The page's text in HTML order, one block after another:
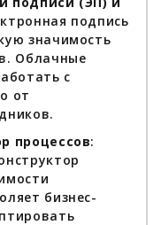
подпись
значимость
Облачные
с
от
процессов:
бизнес-